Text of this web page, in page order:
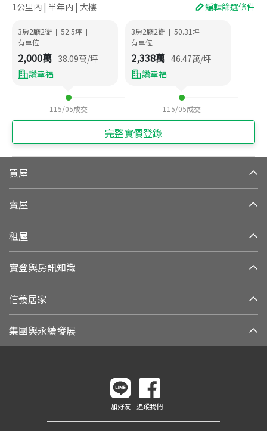
1公里內 | 半年內 | 大樓 編輯篩選條件
3房2廳2衛 | 52.5坪 |
有車位
2,000萬 38.09萬/坪
讚幸福
115/05成交
3房2廳2衛 | 50.31坪 |
有車位
2,338萬 46.47萬/坪
讚幸福
115/05成交
完整實價登錄
買屋
賣屋
租屋
實登與房訊知識
信義居家
集團與永續發展
加好友 追蹤我們